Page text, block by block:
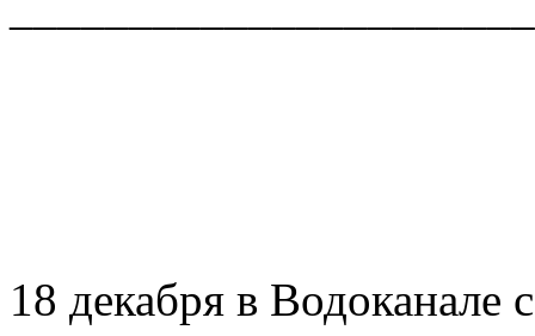
18 декабря в Водоканале